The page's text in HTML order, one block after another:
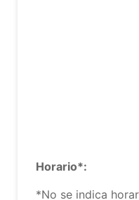
Horario*:
*No se indica